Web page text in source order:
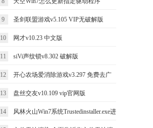
评论
9 圣剑联盟游戏v5.105 VIP无破解版
10 网才v10.23 中文版
11 siVi声纹锁v8.302 破解版
12 开心农场爱消除游戏v3.297 免费去广
告版
13 盘丝交友v10.109 vip官网版
14 风林火山Win7系统Trustedinstaller.exe进